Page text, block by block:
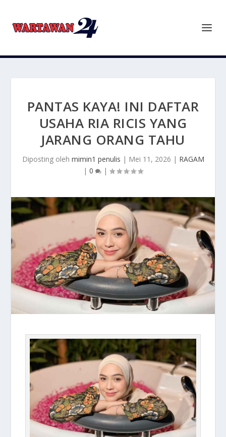
PANTAS KAYA! INI DAFTAR
USAHA RIA RICIS YANG
JARANG ORANG TAHU
Diposting oleh mimin1 penulis | Mei 11, 2026 | RAGAM
| 0 |